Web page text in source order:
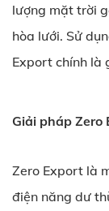
lượng mặt trời
hòa lưới. Sử
Export chính là
Giải pháp Zero
Zero Export là
điện năng dư